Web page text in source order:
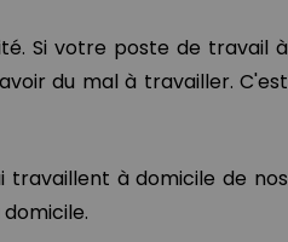
Si votre poste de travail à
du mal à travailler. C'est
travaillent à domicile de nos